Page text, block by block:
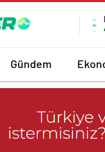
Gündem